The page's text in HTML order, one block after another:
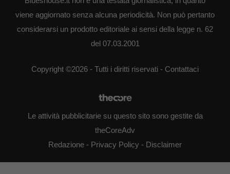
viene aggiornato senza alcuna periodicità. Non può pertanto
considerarsi un prodotto editoriale ai sensi della legge n. 62
del 07.03.2001
Copyright ©2026 - Tutti i diritti riservati - Contattaci
Le attività pubblicitarie su questo sito sono gestite da
theCoreAdv
Redazione - Privacy Policy - Disclaimer